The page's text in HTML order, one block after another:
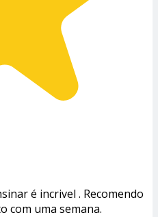
é incrivel . Recomendo
com uma semana.